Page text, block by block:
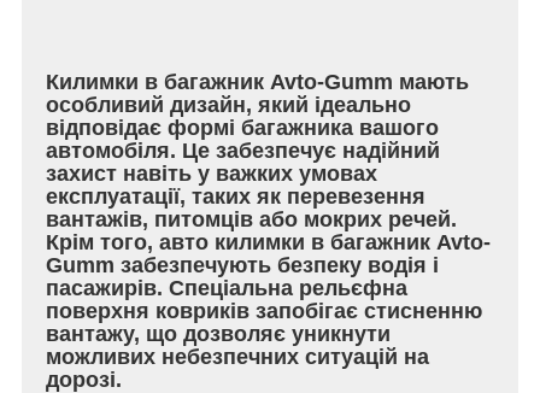
Килимки в багажник Avto-Gumm мають
особливий дизайн, який ідеально
відповідає формі багажника вашого
автомобіля. Це забезпечує надійний
захист навіть у важких умовах
експлуатації, таких як перевезення
вантажів, питомців або мокрих речей.
Крім того, авто килимки в багажник Avto-
Gumm забезпечують безпеку водія і
пасажирів. Спеціальна рельєфна
поверхня ковриків запобігає стисненню
вантажу, що дозволяє уникнути
можливих небезпечних ситуацій на
дорозі.